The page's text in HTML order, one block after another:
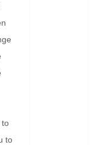
to
to